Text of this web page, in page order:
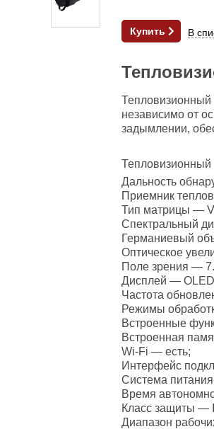
Купить В
Тепловизионный
независимо от
задымлении,
Тепловизионный
Дальность
Приемник
Тип матрицы —
Спектральный
Германиевый
Оптическое
Поле зрения —
Дисплей —
Частота
Режимы
Встроенные
Встроенная
Wi-Fi — есть;
Интерфейс
Система
Время
Класс защиты —
Диапазон